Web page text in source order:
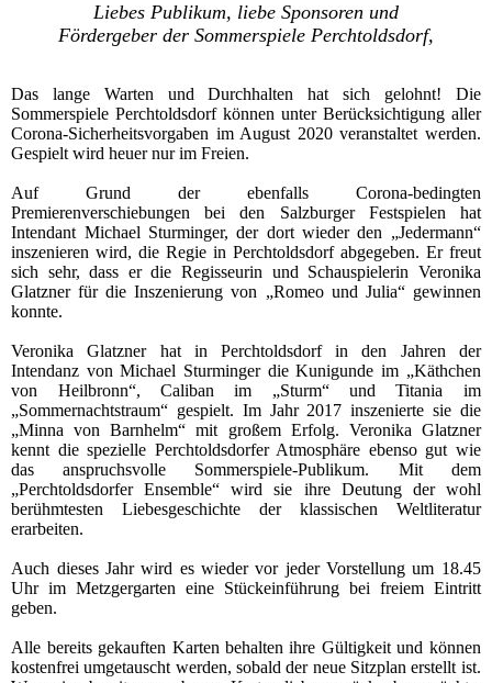
Liebes Publikum, liebe Sponsoren und
Fördergeber der Sommerspiele Perchtoldsdorf,
Das lange Warten und Durchhalten hat sich gelohnt! Die
Sommerspiele Perchtoldsdorf können unter Berücksichtigung aller
Corona-Sicherheitsvorgaben im August 2020 veranstaltet werden.
Gespielt wird heuer nur im Freien.
Auf Grund der ebenfalls Corona-bedingten
Premierenverschiebungen bei den Salzburger Festspielen hat
Intendant Michael Sturminger, der dort wieder den „Jedermann“
inszenieren wird, die Regie in Perchtoldsdorf abgegeben. Er freut
sich sehr, dass er die Regisseurin und Schauspielerin Veronika
Glatzner für die Inszenierung von „Romeo und Julia“ gewinnen
konnte.
Veronika Glatzner hat in Perchtoldsdorf in den Jahren der
Intendanz von Michael Sturminger die Kunigunde im „Käthchen
von Heilbronn“, Caliban im „Sturm“ und Titania im
„Sommernachtstraum“ gespielt. Im Jahr 2017 inszenierte sie die
„Minna von Barnhelm“ mit großem Erfolg. Veronika Glatzner
kennt die spezielle Perchtoldsdorfer Atmosphäre ebenso gut wie
das anspruchsvolle Sommerspiele-Publikum. Mit dem
„Perchtoldsdorfer Ensemble“ wird sie ihre Deutung der wohl
berühmtesten Liebesgeschichte der klassischen Weltliteratur
erarbeiten.
Auch dieses Jahr wird es wieder vor jeder Vorstellung um 18.45
Uhr im Metzgergarten eine Stückeinführung bei freiem Eintritt
geben.
Alle bereits gekauften Karten behalten ihre Gültigkeit und können
kostenfrei umgetauscht werden, sobald der neue Sitzplan erstellt ist.